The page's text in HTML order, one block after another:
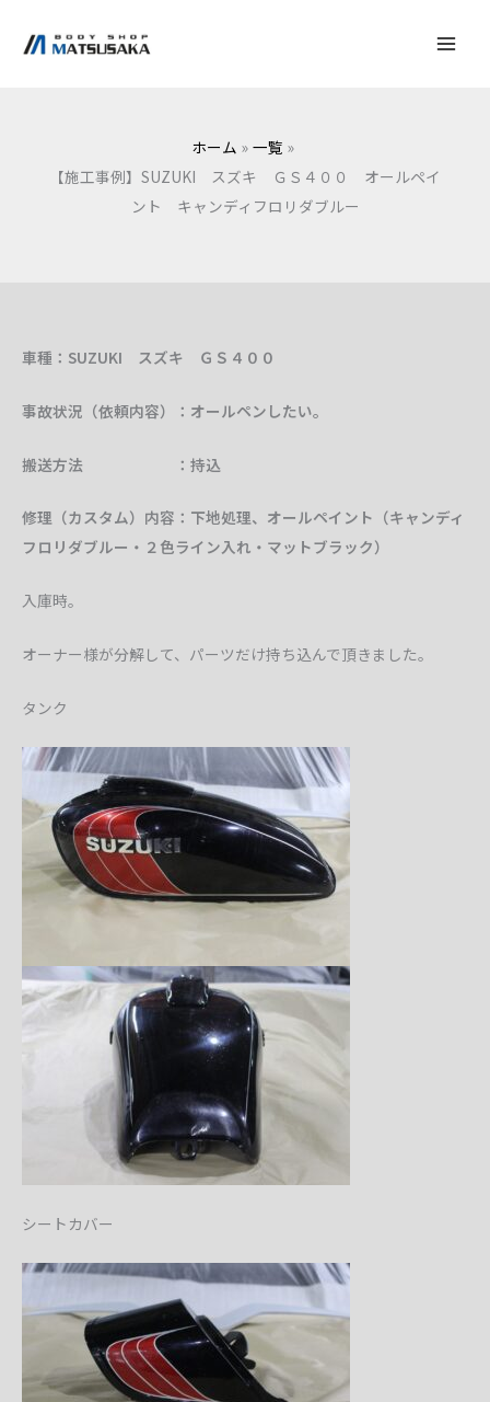
ホーム
一覧
【施工事例】SUZUKI スズキ ＧＳ４００ オールペイ
ント キャンディフロリダブルー
車種：SUZUKI スズキ ＧＳ４００
事故状況（依頼内容）：オールペンしたい。
搬送方法 ：持込
修理（カスタム）内容：下地処理、オールペイント（キャンディ
フロリダブルー・２色ライン入れ・マットブラック）
入庫時。
オーナー様が分解して、パーツだけ持ち込んで頂きました。
タンク
シートカバー